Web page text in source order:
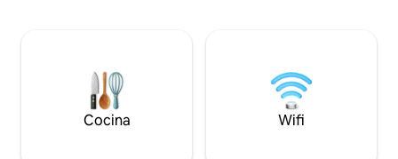
apartamento es muy cómodo para el
transporte público. A pocos metros se
encuentra Piazzale Garibaldi con
muchas líneas de autobús, o la estación
distancia a pie y
pago en el lugar
Venecia o Verona
Cocina Wifi